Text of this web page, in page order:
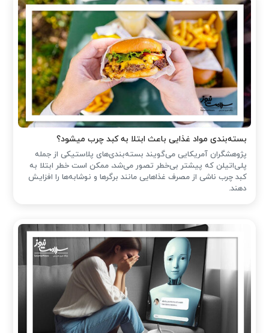
بسته‌بندی مواد غذایی باعث ابتلا به کبد چرب میشود؟
پژوهشگران آمریکایی می‌گویند بسته‌بندی‌های پلاستیکی از جمله
پلی‌اتیلن که پیشتر بی‌خطر تصور می‌شد، ممکن است خطر ابتلا به
کبد چرب ناشی از مصرف غذاهایی مانند برگرها و نوشابه‌ها را افزایش
دهند.